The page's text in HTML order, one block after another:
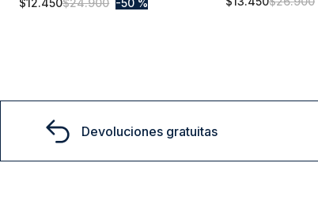
$12.450$24.900 50 %
Devoluciones gratuitas